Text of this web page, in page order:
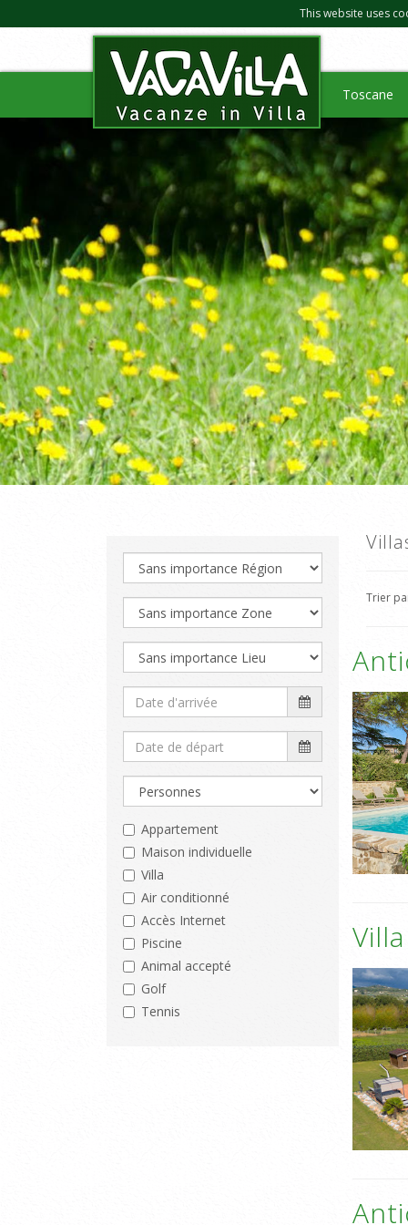
This website uses
Toscane
Trier
Appartement
Maison individuelle
Villa
Air conditionné
Accès Internet
Piscine
Animal accepté
Golf
Tennis